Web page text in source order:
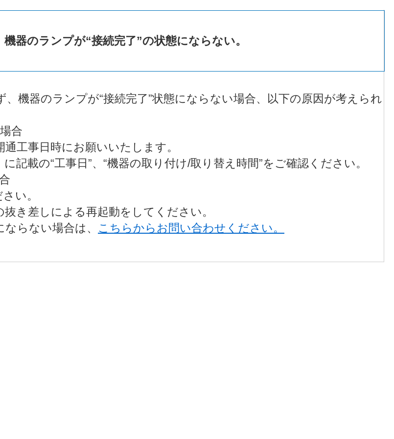
器のランプが“接続完了”の状態にならない。
機器のランプが“接続完了”状態にならない場合、以下の原因が考えられ
合
工事日時にお願いいたします。
記載の“工事日”、“機器の取り付け/取り替え時間”をご確認ください。
い。
き差しによる再起動をしてください。
らない場合は、 こちらからお問い合わせください。